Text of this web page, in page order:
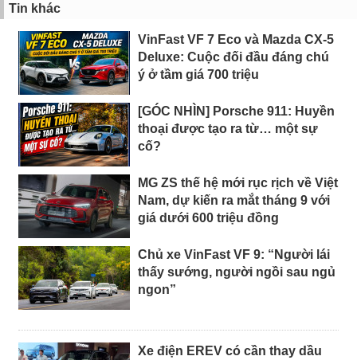
Tin khác
VinFast VF 7 Eco và Mazda CX-5
Deluxe: Cuộc đối đầu đáng chú
ý ở tầm giá 700 triệu
[GÓC NHÌN] Porsche 911: Huyền
thoại được tạo ra từ… một sự
cố?
MG ZS thế hệ mới rục rịch về Việt
Nam, dự kiến ra mắt tháng 9 với
giá dưới 600 triệu đồng
Chủ xe VinFast VF 9: “Người lái
thấy sướng, người ngồi sau ngủ
ngon”
Xe điện EREV có cần thay dầu